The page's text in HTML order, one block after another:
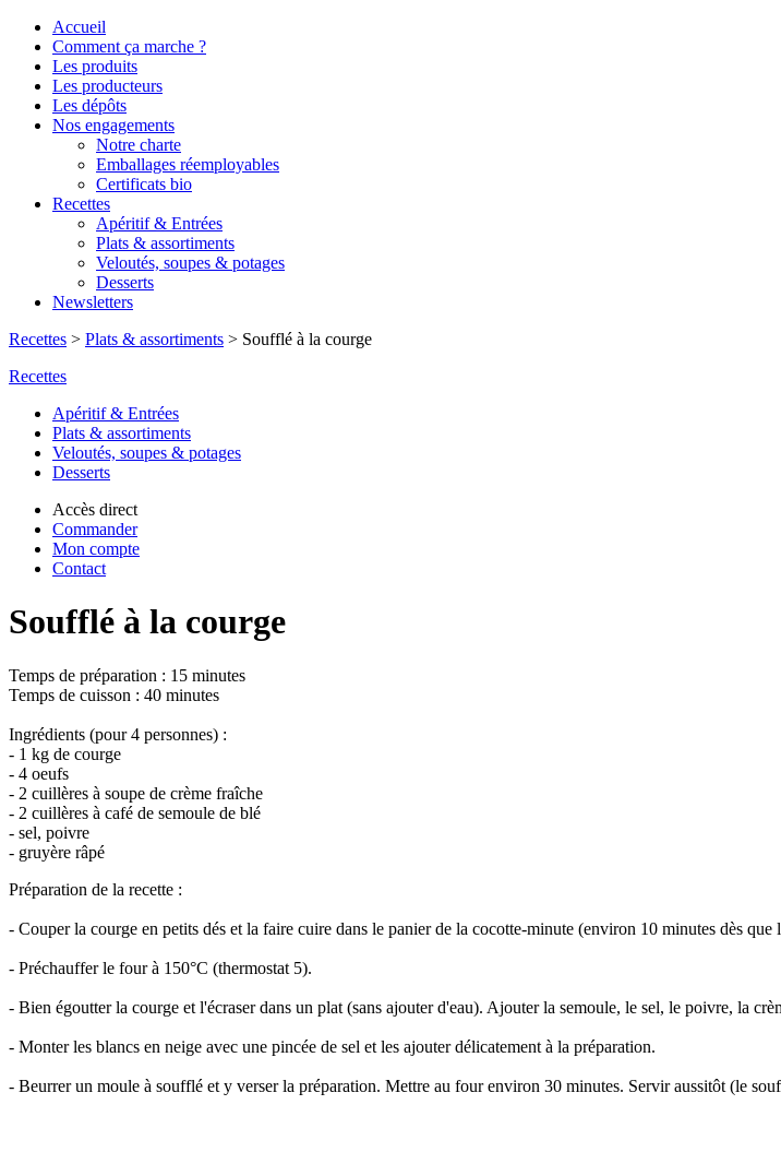
Accueil
Comment ça marche ?
Les produits
Les producteurs
Les dépôts
Nos engagements
Notre charte
Emballages réemployables
Certificats bio
Recettes
Apéritif & Entrées
Plats & assortiments
Veloutés, soupes & potages
Desserts
Newsletters
Recettes > Plats & assortiments > Soufflé à la courge
Recettes
Apéritif & Entrées
Plats & assortiments
Veloutés, soupes & potages
Desserts
Accès direct
Commander
Mon compte
Contact
Soufflé à la courge
Temps de préparation : 15 minutes
Temps de cuisson : 40 minutes
Ingrédients (pour 4 personnes) :
- 1 kg de courge
- 4 oeufs
- 2 cuillères à soupe de crème fraîche
- 2 cuillères à café de semoule de blé
- sel, poivre
- gruyère râpé
Préparation de la recette :
- Couper la courge en petits dés et la faire cuire dans le panier de la cocotte-minute (environ 10 minutes dès que
- Préchauffer le four à 150°C (thermostat 5).
- Bien égoutter la courge et l'écraser dans un plat (sans ajouter d'eau). Ajouter la semoule, le sel, le poivre, la
- Monter les blancs en neige avec une pincée de sel et les ajouter délicatement à la préparation.
- Beurrer un moule à soufflé et y verser la préparation. Mettre au four environ 30 minutes. Servir aussitôt (le